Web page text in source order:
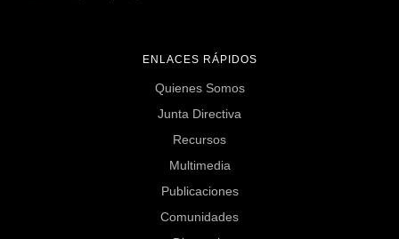
ENLACES RÁPIDOS
Quienes Somos
Junta Directiva
Recursos
Multimedia
Publicaciones
Comunidades